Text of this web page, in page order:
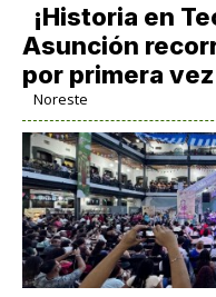
​¡Historia en
Asunción
por primera vez
Noreste